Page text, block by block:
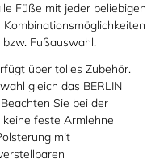
Füße mit jeder beliebigen
Fußauswahl.
über tolles Zubehör.
gleich das BERLIN
Sie bei der
feste Armlehne
mit